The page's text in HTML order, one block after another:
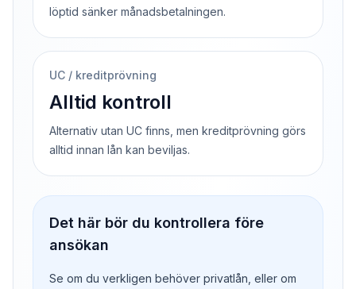
löptid sänker månadsbetalningen.
UC / kreditprövning
Alltid kontroll
Alternativ utan UC finns, men kreditprövning görs
alltid innan lån kan beviljas.
Det här bör du kontrollera före
ansökan
Se om du verkligen behöver privatlån, eller om